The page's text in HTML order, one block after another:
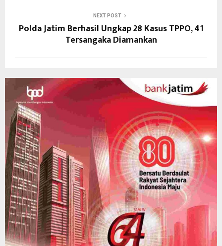
NEXT POST
Polda Jatim Berhasil Ungkap 28 Kasus TPPO, 41
Tersangaka Diamankan